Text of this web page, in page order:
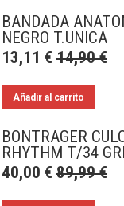
BANDADA
NEGRO T.UNICA
13,11 € 14,90€
Añadir al carrito
BONTRAGER
RHYTHM T/34
40,00 € 89,99€